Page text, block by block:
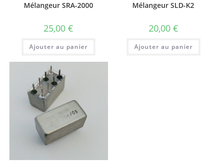
Mélangeur SRA-2000
25,00€
Ajouter au panier
Mélangeur SLD-K2
20,00 €
Ajouter au panier